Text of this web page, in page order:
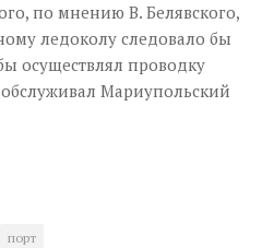
по мнению В. Белявского,
ледоколу следовало бы
осуществлял проводку
Мариупольский
порт